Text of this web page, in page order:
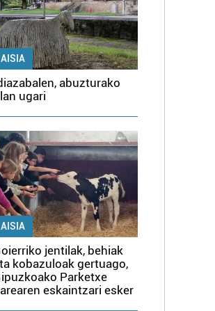
AISIA
abuzturako
ugari
AISIA
jentilak, behiak
kobazuloak gertuago,
Parketxe
eskaintzari esker